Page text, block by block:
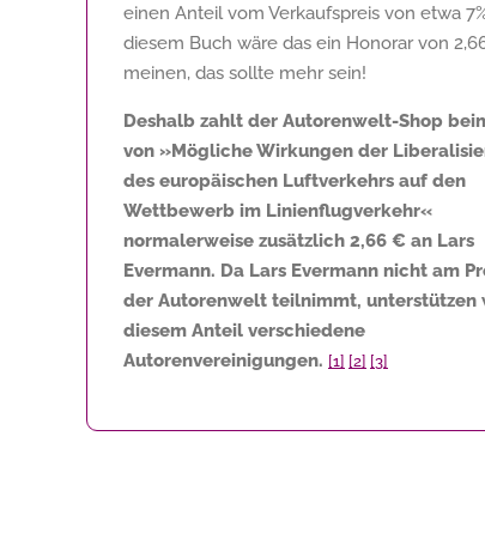
einen Anteil vom Verkaufspreis von etwa
diesem Buch wäre das ein Honorar von
meinen, das sollte mehr sein!
Deshalb zahlt der Autorenwelt-Shop
von »Mögliche Wirkungen der
des europäischen Luftverkehrs auf den
Wettbewerb im Linienflugverkehr«
normalerweise zusätzlich 2,66 € an Lars
Evermann. Da Lars Evermann nicht am
der Autorenwelt teilnimmt, unterstützen
diesem Anteil verschiedene
Autorenvereinigungen. [1] [2] [3]